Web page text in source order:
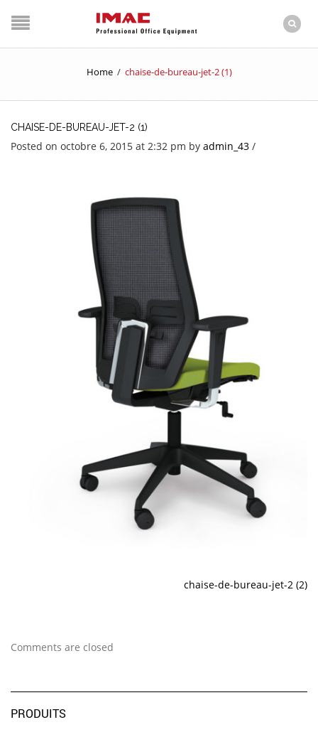
Home / chaise-de-bureau-jet-2 (1)
CHAISE-DE-BUREAU-JET-2 (1)
Posted on octobre 6, 2015 at 2:32 pm by admin_43 /
chaise-de-bureau-jet-2 (2)
Comments are closed
PRODUITS